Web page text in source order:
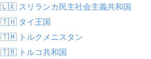
🇱🇰 スリランカ民主社会主義共和国
🇹🇭 タイ王国
🇹🇲 トルクメニスタン
🇹🇷 トルコ共和国